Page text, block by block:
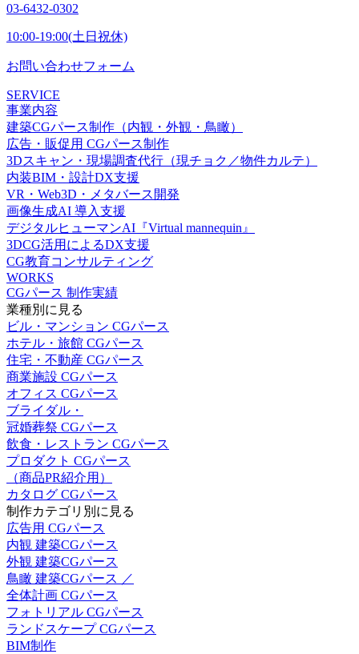
03-6432-0302
10:00-19:00(土日祝休)
お問い合わせフォーム
SERVICE
事業内容
建築CGパース制作（内観・外観・鳥瞰）
広告・販促用 CGパース制作
3Dスキャン・現場調査代行（現チョク／物件カルテ）
内装BIM・設計DX支援
VR・Web3D・メタバース開発
画像生成AI 導入支援
デジタルヒューマンAI『Virtual mannequin』
3DCG活用によるDX支援
CG教育コンサルティング
WORKS
CGパース 制作実績
業種別に見る
ビル・マンション CGパース
ホテル・旅館 CGパース
住宅・不動産 CGパース
商業施設 CGパース
オフィス CGパース
ブライダル・
冠婚葬祭 CGパース
飲食・レストラン CGパース
プロダクト CGパース
（商品PR紹介用）
カタログ CGパース
制作カテゴリ別に見る
広告用 CGパース
内観 建築CGパース
外観 建築CGパース
鳥瞰 建築CGパース ／
全体計画 CGパース
フォトリアル CGパース
ランドスケープ CGパース
BIM制作